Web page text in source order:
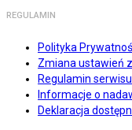
REGULAMIN
Polityka
Zmiana ustawień
Regulamin serwisu
Informacje o
Deklaracja